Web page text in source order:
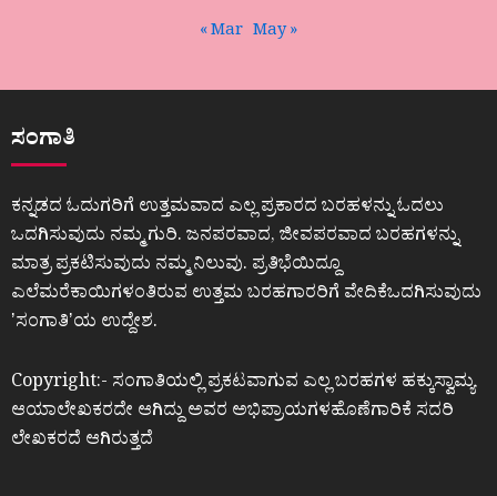
« Mar May »
ಸಂಗಾತಿ
ಕನ್ನಡದ ಓದುಗರಿಗೆ ಉತ್ತಮವಾದ ಎಲ್ಲ ಪ್ರಕಾರದ ಬರಹಳನ್ನು ಓದಲು
ಒದಗಿಸುವುದು ನಮ್ಮ ಗುರಿ. ಜನಪರವಾದ, ಜೀವಪರವಾದ ಬರಹಗಳನ್ನು
ಮಾತ್ರ ಪ್ರಕಟಿಸುವುದು ನಮ್ಮ ನಿಲುವು. ಪ್ರತಿಭೆಯಿದ್ದೂ
ಎಲೆಮರೆಕಾಯಿಗಳಂತಿರುವ ಉತ್ತಮ ಬರಹಗಾರರಿಗೆ ವೇದಿಕೆಒದಗಿಸುವುದು
ʼಸಂಗಾತಿʼಯ ಉದ್ದೇಶ.
Copyright:- ಸಂಗಾತಿಯಲ್ಲಿ ಪ್ರಕಟವಾಗುವ ಎಲ್ಲ ಬರಹಗಳ ಹಕ್ಕುಸ್ವಾಮ್ಯ
ಆಯಾಲೇಖಕರದೇ ಆಗಿದ್ದು ಅವರ ಅಭಿಪ್ರಾಯಗಳಹೊಣೆಗಾರಿಕೆ ಸದರಿ
ಲೇಖಕರದೆ ಆಗಿರುತ್ತದೆ